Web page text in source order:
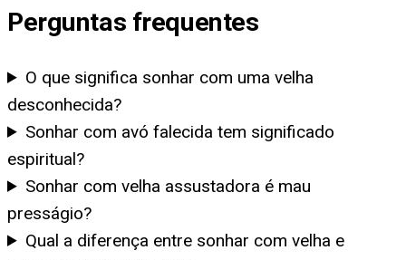
Perguntas frequentes
O que significa sonhar com uma velha
desconhecida?
Sonhar com avó falecida tem significado
espiritual?
Sonhar com velha assustadora é mau
presságio?
Qual a diferença entre sonhar com velha e